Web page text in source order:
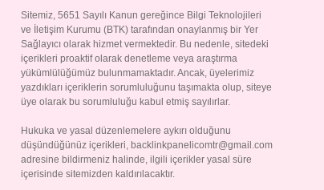
Sitemiz, 5651 Sayılı Kanun gereğince Bilgi Teknolojileri
ve İletişim Kurumu (BTK) tarafından onaylanmış bir Yer
Sağlayıcı olarak hizmet vermektedir. Bu nedenle, sitedeki
içerikleri proaktif olarak denetleme veya araştırma
yükümlülüğümüz bulunmamaktadır. Ancak, üyelerimiz
yazdıkları içeriklerin sorumluluğunu taşımakta olup, siteye
üye olarak bu sorumluluğu kabul etmiş sayılırlar.
Hukuka ve yasal düzenlemelere aykırı olduğunu
düşündüğünüz içerikleri, backlinkpanelicomtr@gmail.com
adresine bildirmeniz halinde, ilgili içerikler yasal süre
içerisinde sitemizden kaldırılacaktır.